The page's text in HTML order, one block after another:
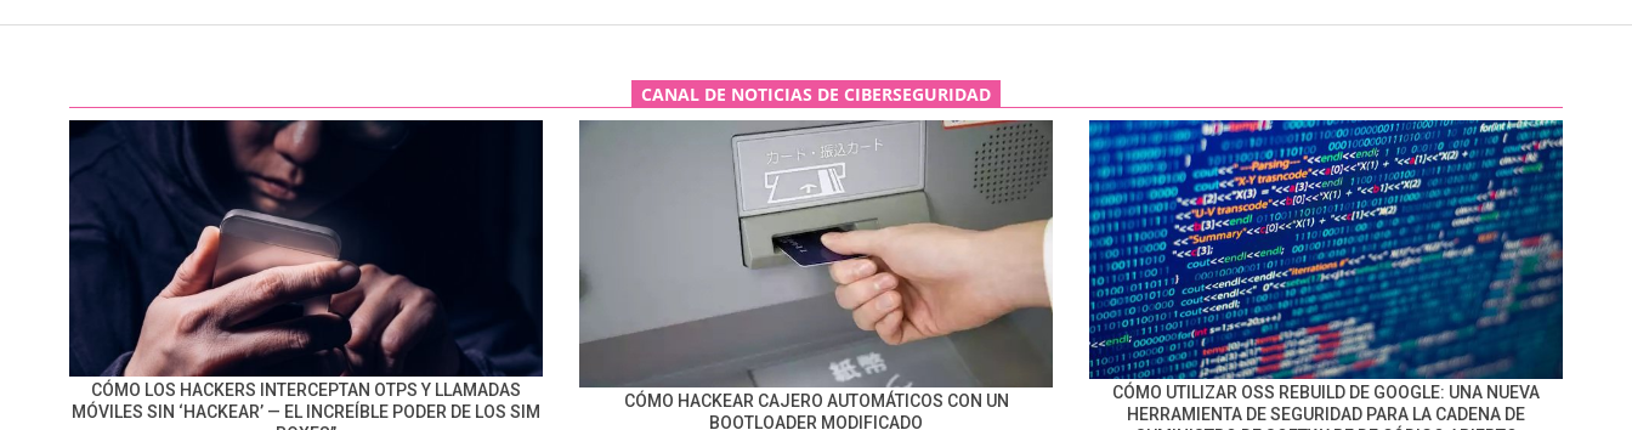
CANAL DE NOTICIAS DE CIBERSEGURIDAD
CÓMO LOS HACKERS INTERCEPTAN OTPS Y LLAMADAS
MÓVILES SIN ‘HACKEAR’ — EL INCREÍBLE PODER DE LOS SIM
CÓMO HACKEAR CAJERO AUTOMÁTICOS CON UN
BOOTLOADER MODIFICADO
CÓMO UTILIZAR OSS REBUILD DE GOOGLE: UNA NUEVA
HERRAMIENTA DE SEGURIDAD PARA LA CADENA DE